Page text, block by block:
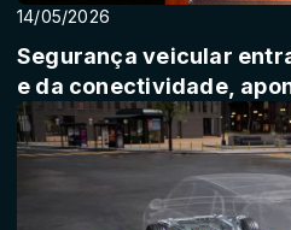
14/05/2026
Segurança veicular
e da conectividade,